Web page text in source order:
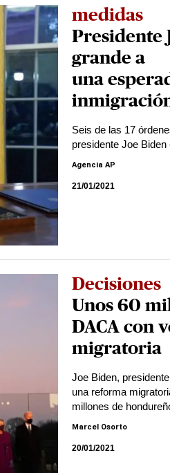
medidas
Presidente
grande a
una
Seis de las 17
presidente Joe
Agencia AP
21/01/2021
Decisiones
Unos 60
DACA con
migratoria
Joe Biden,
una reforma
millones de
Marcel Osorto
20/01/2021